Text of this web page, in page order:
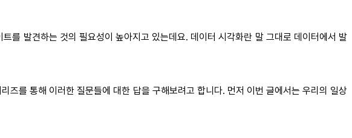
를 발견하는 것의 필요성이 높아지고 있는데요. 데이터 시각화란 말 그대로 데이터에서 발
즈를 통해 이러한 질문들에 대한 답을 구해보려고 합니다. 먼저 이번 글에서는 우리의 일상